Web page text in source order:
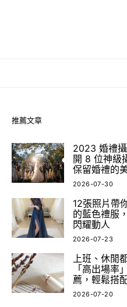
推薦文章
2023 婚禮
開 8 位神級
保留婚禮的
2026-07-30
12張照片帶
的藍色禮服
閃耀動人
2026-07-23
上班、休閒
「高出場率
薦，輕鬆搭
2026-07-20